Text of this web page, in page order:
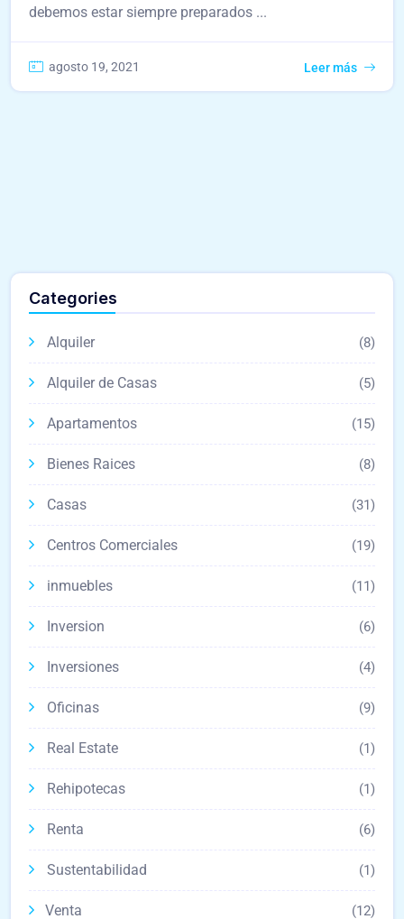
debemos estar siempre preparados ...
agosto 19, 2021 Leer más
Categories
Alquiler (8)
Alquiler de Casas (5)
Apartamentos (15)
Bienes Raices (8)
Casas (31)
Centros Comerciales (19)
inmuebles (11)
Inversion (6)
Inversiones (4)
Oficinas (9)
Real Estate (1)
Rehipotecas (1)
Renta (6)
Sustentabilidad (1)
Venta (12)